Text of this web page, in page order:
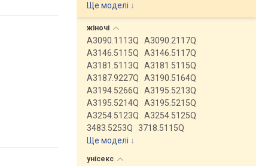
Ще моделі ↓
жіночі
A3090.1113Q
A3090.2117Q
A3146.5115Q
A3146.5117Q
A3181.5113Q
A3181.5115Q
A3187.9227Q
A3190.5164Q
A3194.5266Q
A3195.5213Q
A3195.5214Q
A3195.5215Q
A3254.5123Q
A3254.5125Q
3483.5253Q
3718.5115Q
Ще моделі ↓
унісекс